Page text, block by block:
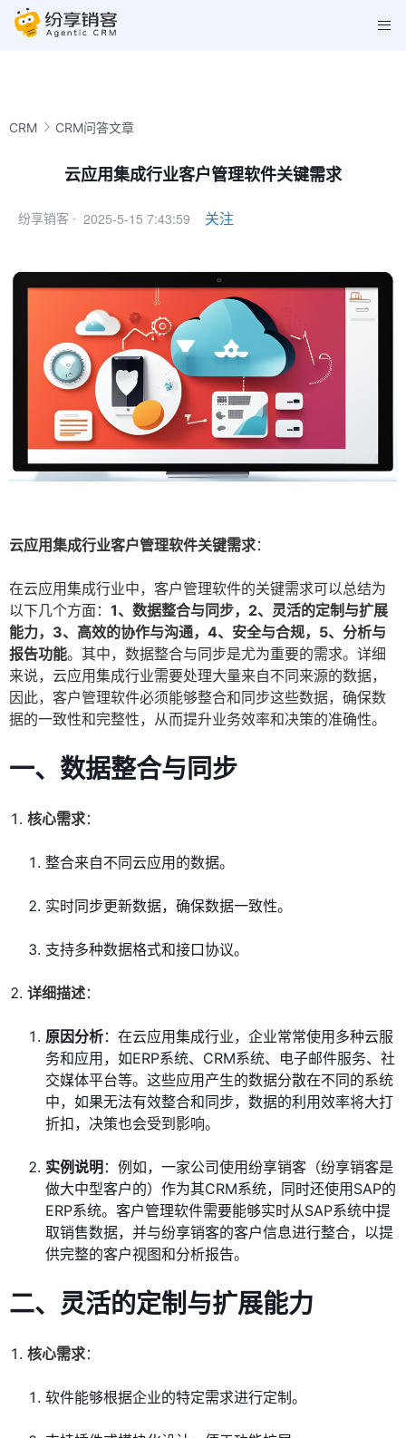
CRM CRM问答文章
云应用集成行业客户管理软件关键需求
纷享销客 · 2025-5-15 7:43:59 关注
云应用集成行业客户管理软件关键需求：
在云应用集成行业中，客户管理软件的关键需求可以总结为
以下几个方面： 1、数据整合与同步，2、灵活的定制与扩展
能力，3、高效的协作与沟通，4、安全与合规，5、分析与
报告功能。其中，数据整合与同步是尤为重要的需求。详细
来说，云应用集成行业需要处理大量来自不同来源的数据，
因此，客户管理软件必须能够整合和同步这些数据，确保数
据的一致性和完整性，从而提升业务效率和决策的准确性。
一、数据整合与同步
核心需求：
整合来自不同云应用的数据。
实时同步更新数据，确保数据一致性。
支持多种数据格式和接口协议。
详细描述：
原因分析：在云应用集成行业，企业常常使用多种云服
务和应用，如ERP系统、CRM系统、电子邮件服务、社
交媒体平台等。这些应用产生的数据分散在不同的系统
中，如果无法有效整合和同步，数据的利用效率将大打
折扣，决策也会受到影响。
实例说明 ：例如，一家公司使用纷享销客（纷享销客是
做大中型客户的）作为其CRM系统，同时还使用SAP的
ERP系统。客户管理软件需要能够实时从SAP系统中提
取销售数据，并与纷享销客的客户信息进行整合，以提
供完整的客户视图和分析报告。
二、灵活的定制与扩展能力
核心需求：
软件能够根据企业的特定需求进行定制。